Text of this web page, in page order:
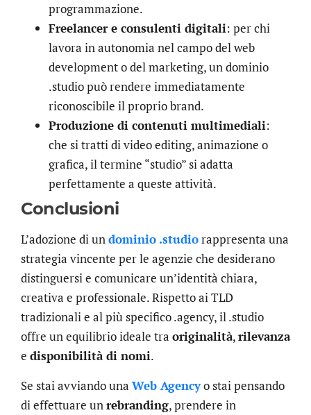
programmazione.
Freelancer e consulenti digitali: per chi
lavora in autonomia nel campo del web
development o del marketing, un dominio
.studio può rendere immediatamente
riconoscibile il proprio brand.
Produzione di contenuti multimediali:
che si tratti di video editing, animazione o
grafica, il termine “studio” si adatta
perfettamente a queste attività.
Conclusioni
L’adozione di undominio .studiorappresenta una
strategia vincente per le agenzie che desiderano
distinguersi e comunicare un’identità chiara,
creativa e professionale. Rispetto ai TLD
tradizionali e al più specifico .agency, il .studio
offre un equilibrio ideale tra originalità,rilevanza
e disponibilità di nomi.
Se stai avviando una Web Agencyo stai pensando
di effettuare un rebranding, prendere in